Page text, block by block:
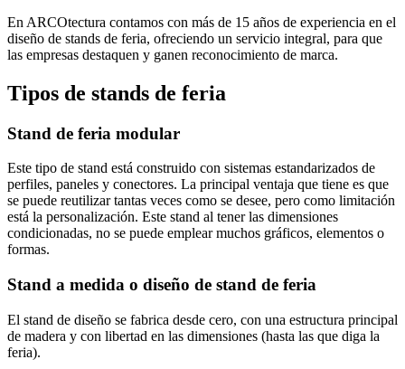
En ARCOtectura contamos con más de 15 años de experiencia en el
diseño de stands de feria, ofreciendo un servicio integral, para que
las empresas destaquen y ganen reconocimiento de marca.
Tipos de stands de feria
Stand de feria modular
Este tipo de stand está construido con sistemas estandarizados de
perfiles, paneles y conectores. La principal ventaja que tiene es que
se puede reutilizar tantas veces como se desee, pero como limitación
está la personalización. Este stand al tener las dimensiones
condicionadas, no se puede emplear muchos gráficos, elementos o
formas.
Stand a medida o diseño de stand de feria
El stand de diseño se fabrica desde cero, con una estructura principal
de madera y con libertad en las dimensiones (hasta las que diga la
feria).